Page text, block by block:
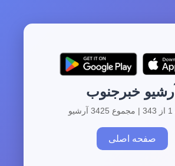
آرشیو خبرجنوب
صفحه اصلی